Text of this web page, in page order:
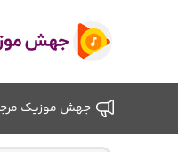
جهش موزیک مرجع